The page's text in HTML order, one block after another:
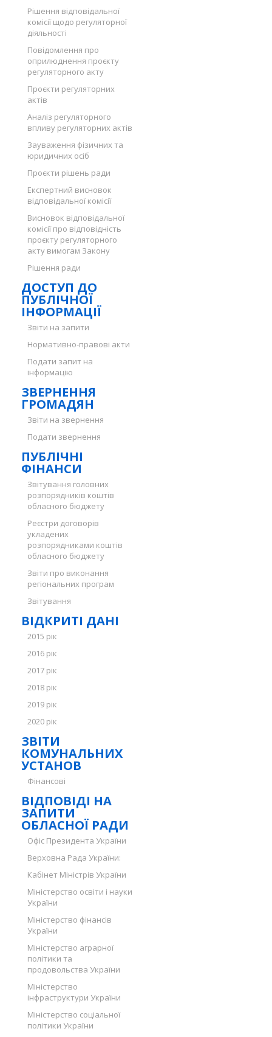
Рішення відповідальної
комісії щодо регуляторної
діяльності
Повідомлення про
оприлюднення проєкту
регуляторного акту
Проєкти регуляторних
актів
Аналіз регуляторного
впливу регуляторних актів
Зауваження фізичних та
юридичних осіб
Проєкти рішень ради
Експертний висновок
відповідальної комісії
Висновок відповідальної
комісії про відповідність
проєкту регуляторного
акту вимогам Закону
Рішення ради
ДОСТУП ДО
ПУБЛІЧНОЇ
ІНФОРМАЦІЇ
Звіти на запити
Нормативно-правові акти
Подати запит на
інформацію
ЗВЕРНЕННЯ
ГРОМАДЯН
Звіти на звернення
Подати звернення
ПУБЛІЧНІ
ФІНАНСИ
Звітування головних
розпорядників коштів
обласного бюджету
Реєстри договорів
укладених
розпорядниками коштів
обласного бюджету
Звіти про виконання
регіональних програм
Звітування
ВІДКРИТІ ДАНІ
2015 рік
2016 рік
2017 рік
2018 рік
2019 рік
2020 рік
ЗВІТИ
КОМУНАЛЬНИХ
УСТАНОВ
Фінансові
ВІДПОВІДІ НА
ЗАПИТИ
ОБЛАСНОЇ РАДИ
Офіс Президента України
Верховна Рада України:
Кабінет Міністрів України
Міністерство освіти і науки
України
Міністерство фінансів
України
Міністерство аграрної
політики та
продовольства України
Міністерство
інфраструктури України
Міністерство соціальної
політики України